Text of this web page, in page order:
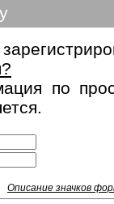
по
Описание значков